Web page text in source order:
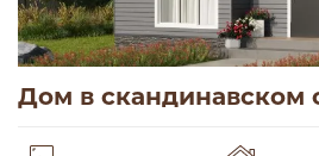
Дом в скандинавском